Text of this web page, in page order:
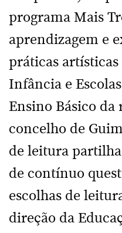
programa Mais
aprendizagem e
práticas artísticas
Infância e
Ensino Básico da
concelho de
de leitura
de contínuo
escolhas de
direção da